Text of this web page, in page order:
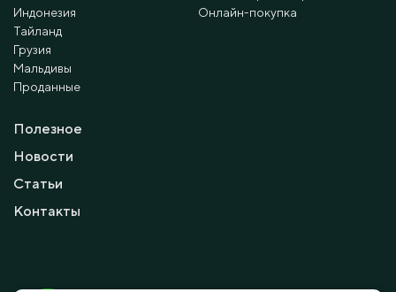
Индонезия
Тайланд
Грузия
Мальдивы
Проданные
Онлайн-покупка
Полезное
Новости
Статьи
Контакты